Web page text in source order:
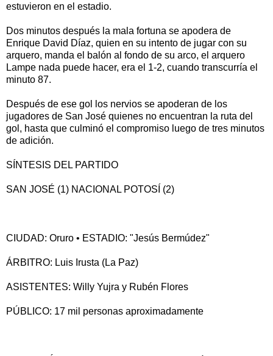
estuvieron en el estadio.
Dos minutos después la mala fortuna se apodera de
Enrique David Díaz, quien en su intento de jugar con su
arquero, manda el balón al fondo de su arco, el arquero
Lampe nada puede hacer, era el 1-2, cuando transcurría el
minuto 87.
Después de ese gol los nervios se apoderan de los
jugadores de San José quienes no encuentran la ruta del
gol, hasta que culminó el compromiso luego de tres minutos
de adición.
SÍNTESIS DEL PARTIDO
SAN JOSÉ (1) NACIONAL POTOSÍ (2)
CIUDAD: Oruro • ESTADIO: "Jesús Bermúdez"
ÁRBITRO: Luis Irusta (La Paz)
ASISTENTES: Willy Yujra y Rubén Flores
PÚBLICO: 17 mil personas aproximadamente